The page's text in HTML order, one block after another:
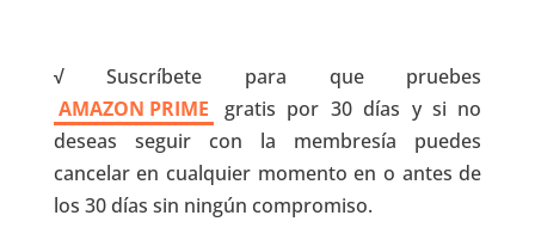
√Suscríbete para que pruebes
AMAZON PRIME
gratis por 30 días y si no
deseas seguir con la membresía puedes
cancelar en cualquier momento en o antes de
los 30 días sin ningún compromiso.